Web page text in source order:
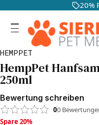
20%
HEMPPET
HempPet
250ml
Bewertung schreiben
00
Spare 20%